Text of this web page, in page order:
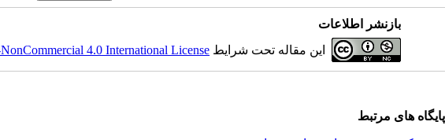
بازنشر اطلاعات
این مقاله تحت شرایط 4.0 International License
پایگاه های مرتبط